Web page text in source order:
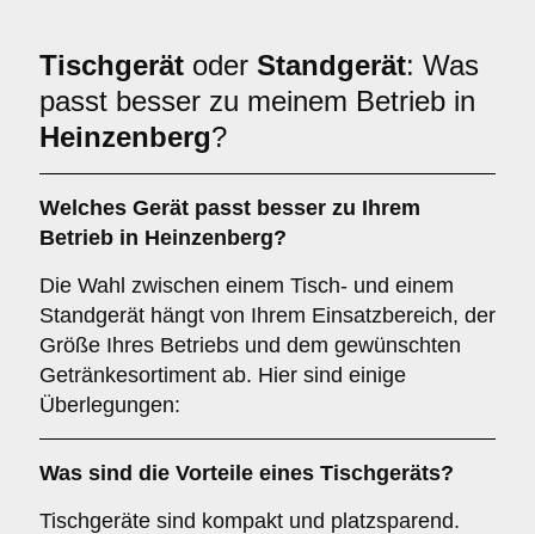
Tischgerät oder Standgerät: Was
passt besser zu meinem Betrieb in
Heinzenberg?
Welches Gerät passt besser zu Ihrem
Betrieb in Heinzenberg?
Die Wahl zwischen einem Tisch- und einem
Standgerät hängt von Ihrem Einsatzbereich, der
Größe Ihres Betriebs und dem gewünschten
Getränkesortiment ab. Hier sind einige
Überlegungen:
Was sind die Vorteile eines Tischgeräts?
Tischgeräte sind kompakt und platzsparend.